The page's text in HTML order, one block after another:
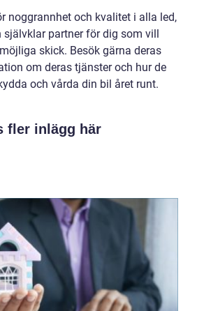
noggrannhet och kvalitet i alla led,
partner för dig som vill
skick. Besök gärna deras
om deras tjänster och hur de
och vårda din bil året runt.
fler inlägg här